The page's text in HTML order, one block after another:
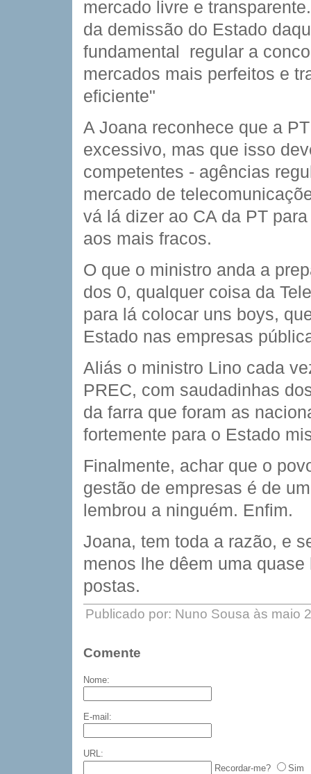
mercado livre e
da demissão do Estado
fundamental  regular a
mercados mais perfeitos e
eficiente"
A Joana reconhece que a
excessivo, mas que isso
competentes - agências
mercado de
vá lá dizer ao CA da PT
aos mais fracos.
O que o ministro anda a
dos 0, qualquer coisa da
para lá colocar uns boys,
Estado nas empresas
Aliás o ministro Lino cada
PREC, com saudadinhas
da farra que foram as
fortemente para o Estado
Finalmente, achar que o
gestão de empresas é de
lembrou a ninguém. Enfim.
Joana, tem toda a razão, e
menos lhe dêem uma
postas.
Publicado por: Nuno Sousa às maio
Comente
Nome:
E-mail:
URL:
Recordar-me?
Sim